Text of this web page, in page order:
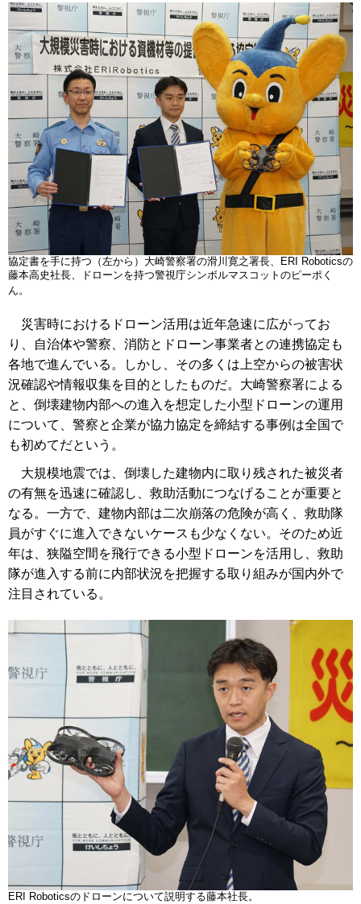
協定書を手に持つ（左から）大崎警察署の滑川寛之署長、ERI Roboticsの
藤本高史社長、ドローンを持つ警視庁シンボルマスコットのピーポく
ん。
災害時におけるドローン活用は近年急速に広がってお
り、自治体や警察、消防とドローン事業者との連携協定も
各地で進んでいる。しかし、その多くは上空からの被害状
況確認や情報収集を目的としたものだ。大崎警察署による
と、倒壊建物内部への進入を想定した小型ドローンの運用
について、警察と企業が協力協定を締結する事例は全国で
も初めてだという。
大規模地震では、倒壊した建物内に取り残された被災者
の有無を迅速に確認し、救助活動につなげることが重要と
なる。一方で、建物内部は二次崩落の危険が高く、救助隊
員がすぐに進入できないケースも少なくない。そのため近
年は、狭隘空間を飛行できる小型ドローンを活用し、救助
隊が進入する前に内部状況を把握する取り組みが国内外で
注目されている。
ERI Roboticsのドローンについて説明する藤本社長。